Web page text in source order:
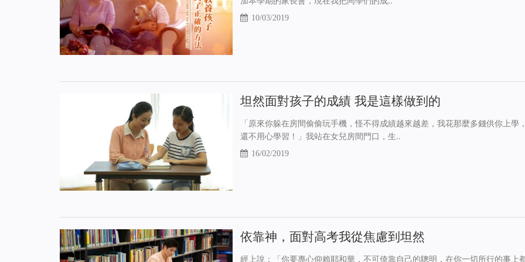
10/03/2019
坦然面對孩子的成績 我是這樣做到的
「原來你躲在房間偷偷玩手機，怪不得成績越來越差，我花那麼多錢供你上學
還不用心學習！」我站在女兒房間門口，生..
16/02/2019
依靠神，面對高考我從焦慮到坦然
經上說：「你要專心仰賴耶和華，不可倚靠自己的聰明，在你一切所行的事上